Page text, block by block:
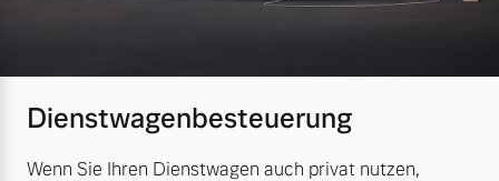
Dienstwagenbesteuerung
Wenn Sie Ihren Dienstwagen auch privat nutzen,